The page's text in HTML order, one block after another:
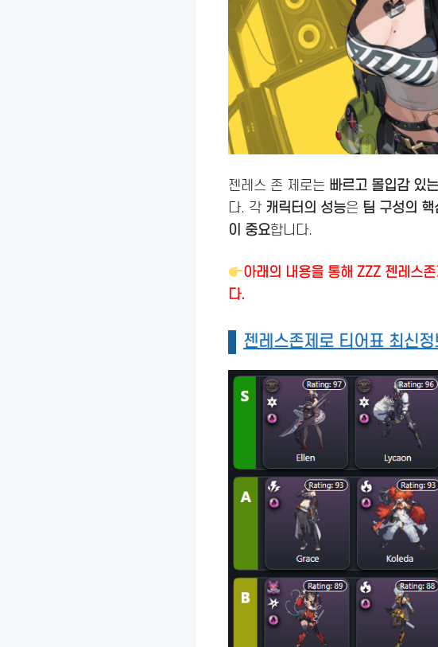
젠레스 존 제로는 빠르고 몰입감 있
다. 각 캐릭터의 성능은 팀 구성의 핵
이 중요합니다.
아래의 내용을 통해 ZZZ 젠레스
다.
젠레스존제로 티어표 최신정